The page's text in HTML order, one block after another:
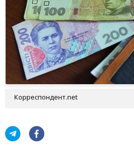
Корреспондент.net